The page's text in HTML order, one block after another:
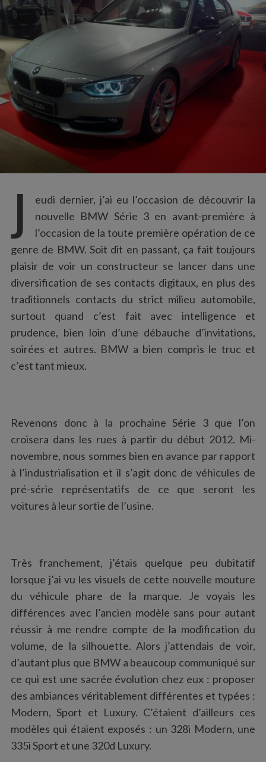
J
eudi dernier, j’ai eu l’occasion de découvrir la
nouvelle BMW Série 3 en avant-première à
l’occasion de la toute première opération de ce
genre de BMW. Soit dit en passant, ça fait toujours
plaisir de voir un constructeur se lancer dans une
diversification de ses contacts digitaux, en plus des
traditionnels contacts du strict milieu automobile,
surtout quand c’est fait avec intelligence et
prudence, bien loin d’une débauche d’invitations,
soirées et autres. BMW a bien compris le truc et
c’est tant mieux.
Revenons donc à la prochaine Série 3 que l’on
croisera dans les rues à partir du début 2012. Mi-
novembre, nous sommes bien en avance par rapport
à l’industrialisation et il s’agit donc de véhicules de
pré-série représentatifs de ce que seront les
voitures à leur sortie de l’usine.
Très franchement, j’étais quelque peu dubitatif
lorsque j’ai vu les visuels de cette nouvelle mouture
du véhicule phare de la marque. Je voyais les
différences avec l’ancien modèle sans pour autant
réussir à me rendre compte de la modification du
volume, de la silhouette. Alors j’attendais de voir,
d’autant plus que BMW a beaucoup communiqué sur
ce qui est une sacrée évolution chez eux : proposer
des ambiances véritablement différentes et typées :
Modern, Sport et Luxury. C’étaient d’ailleurs ces
modèles qui étaient exposés : un 328i Modern, une
335i Sport et une 320d Luxury.